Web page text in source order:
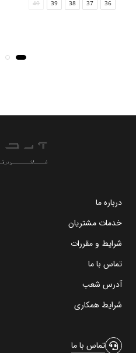
36
37
38
39
40
درباره ما
خدمات مشتریان
شرایط و مقررات
تماس با ما
آدرس شعب
شرایط همکاری
تماس با ما